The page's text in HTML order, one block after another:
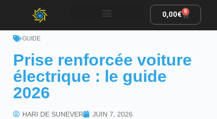
0,00€ 0
GUIDE
Prise renforcée voiture
électrique : le guide
2026
HARI DE SUNEVER JUIN 7, 2026